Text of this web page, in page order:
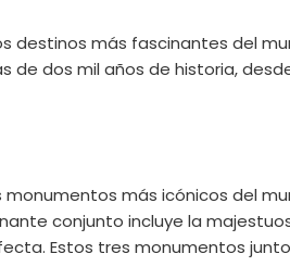
destinos más fascinantes del
dos mil años de historia,
más icónicos del
conjunto incluye la
Estos tres monumentos